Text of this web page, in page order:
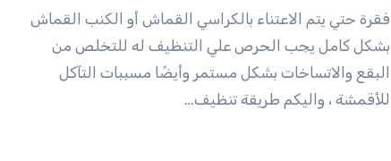
فقرة حتي يتم الاعتناء بالكراسي القماش أو الكنب القماش
بشكل كامل يجب الحرص علي التنظيف له للتخلص من
البقع والاتساخات بشكل مستمر وأيضًا مسببات التآكل
للأقمشة ، واليكم طريقة تنظيف…